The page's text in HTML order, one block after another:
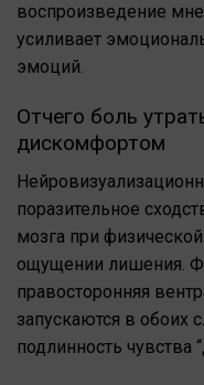
воспроизведение
усиливает
эмоций.
Отчего боль
дискомфортом
поразительное
мозга при
ощущении лишения.
правосторонняя
запускаются в обоих
подлинность чувства